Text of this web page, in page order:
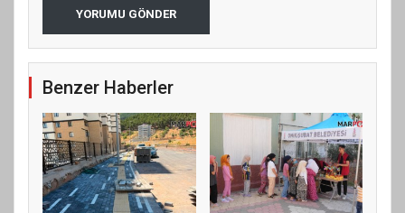
YORUMU GÖNDER
Benzer Haberler